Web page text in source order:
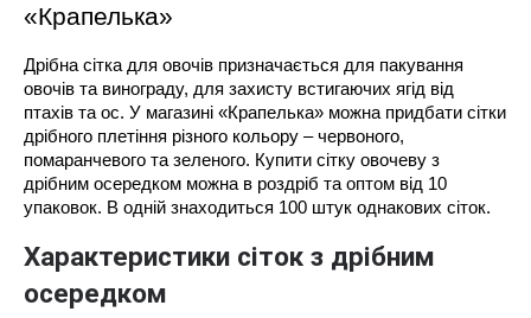
«Крапелька»
Дрібна сітка для овочів призначається для пакування
овочів та винограду, для захисту встигаючих ягід від
птахів та ос. У магазині «Крапелька» можна придбати сітки
дрібного плетіння різного кольору – червоного,
помаранчевого та зеленого. Купити сітку овочеву з
дрібним осередком можна в роздріб та оптом від 10
упаковок. В одній знаходиться 100 штук однакових сіток.
Характеристики сіток з дрібним
осередком